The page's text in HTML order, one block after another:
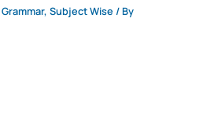
,Subject Wise / By